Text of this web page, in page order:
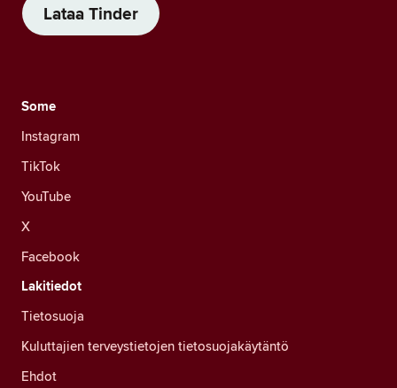
Lataa Tinder
Some
Instagram
TikTok
YouTube
X
Facebook
Lakitiedot
Tietosuoja
Kuluttajien terveystietojen tietosuojakäytäntö
Ehdot